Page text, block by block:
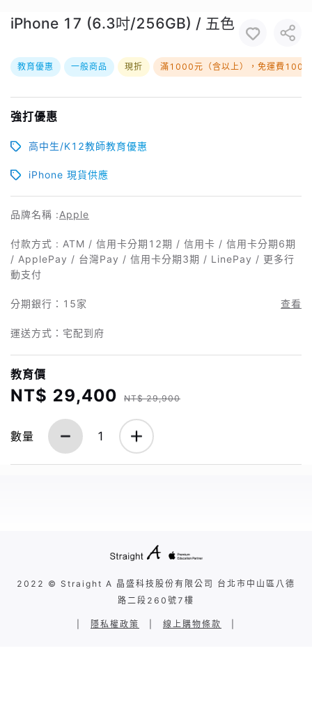
iPhone 17 (6.3吋/256GB) / 五色
教育優惠 一般商品 現折 滿1000元（含以上），免運費100元
強打優惠
高中生/K12教師教育優惠
iPhone 現貨供應
品牌名稱 :Apple
付款方式 : ATM / 信用卡分期12期 / 信用卡 / 信用卡分期6期
/ ApplePay / 台灣Pay / 信用卡分期3期 / LinePay / 更多行
動支付
分期銀行： 15家 查看
運送方式：宅配到府
教育價
NT$ 29,400 NT$ 29,900
數量 1
2022 © Straight A 晶盛科技股份有限公司 台北市中山區八德
路二段260號7樓
隱私權政策 線上購物條款